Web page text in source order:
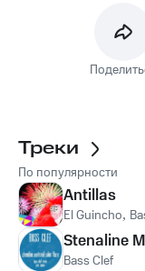
Треки
По популярности
Antillas
El Guincho,
Stenaline
Bass Clef